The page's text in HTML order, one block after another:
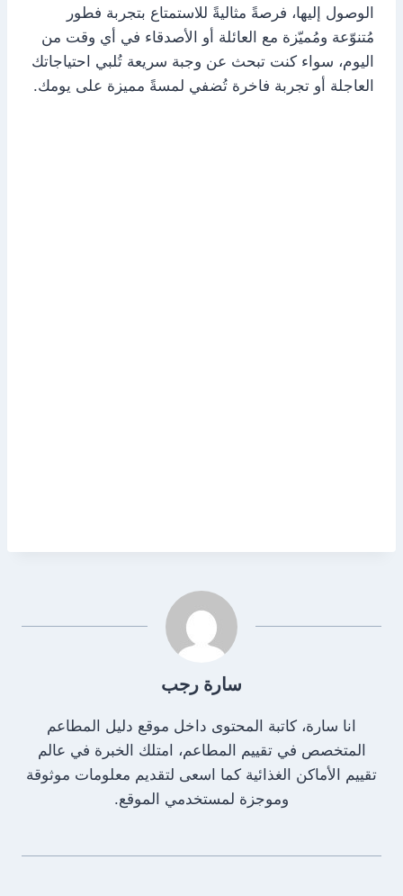
الوصول إليها، فرصةً مثاليةً للاستمتاع بتجربة فطور
مُتنوّعة ومُميّزة مع العائلة أو الأصدقاء في أي وقت من
اليوم، سواء كنت تبحث عن وجبة سريعة تُلبي احتياجاتك
العاجلة أو تجربة فاخرة تُضفي لمسةً مميزة على يومك.
سارة رجب
انا سارة، كاتبة المحتوى داخل موقع دليل المطاعم
المتخصص في تقييم المطاعم، امتلك الخبرة في عالم
تقييم الأماكن الغذائية كما اسعى لتقديم معلومات موثوقة
وموجزة لمستخدمي الموقع.